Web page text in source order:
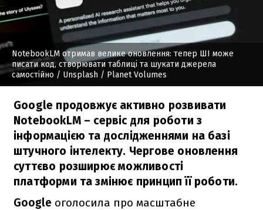
NotebookLM отримав велике оновлення: тепер ШІ може
писати код, створювати таблиці та шукати джерела
самостійно / Unsplash / Planet Volumes
Google продовжує активно розвивати
NotebookLM – сервіс для роботи з
інформацією та дослідженнями на базі
штучного інтелекту. Чергове оновлення
суттєво розширює можливості
платформи та змінює принцип її роботи.
Google оголосила про масштабне